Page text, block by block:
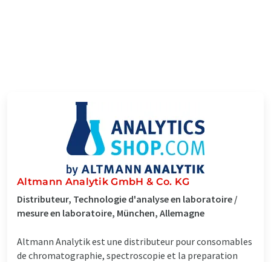
Altmann Analytik GmbH & Co. KG
Distributeur, Technologie d'analyse en laboratoire /
mesure en laboratoire, München, Allemagne
Altmann Analytik est une distributeur pour consomables
de chromatographie, spectroscopie et la preparation